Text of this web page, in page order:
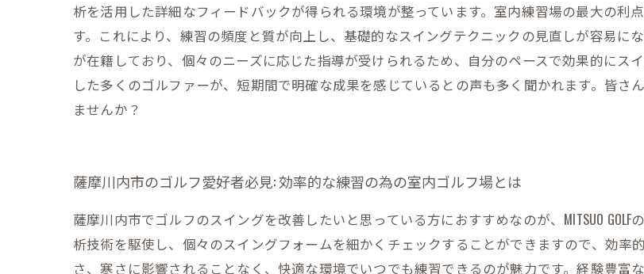
析を活用した詳細なフィードバックが得られる環境が整っています。室内練習場の最大の利
す。これにより、練習の頻度と質が向上し、基礎的なスイングテクニックの見直しが容易にな
が在籍しており、個々のニーズに応じた指導が受けられるため、自分のペースで効果的にス
した多くのゴルファーが、短期間で明確な成果を感じているとの声も多く聞かれます。皆さん
ませんか？
薩摩川内市のゴルフ愛好者必見: 効率的な練習の為の室内ゴルフ場とは
薩摩川内市でゴルフのスイングを改善したいと思っている方におすすめなのが、MITSUO
析技術を駆使し、個々のスイングフォームを細かくチェックすることができますので、効率
さ、寒さに影響されることなく、快適な環境でいつでも練習できるのが魅力です。経験豊富